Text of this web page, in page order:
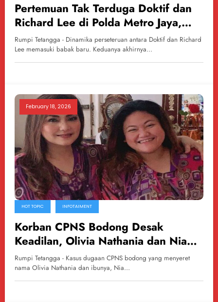
Pertemuan Tak Terduga Doktif dan
Richard Lee di Polda Metro Jaya,
Tegang dan Penuh Sindiran
Rumpi Tetangga - Dinamika perseteruan antara Doktif dan Richard
Lee memasuki babak baru. Keduanya akhirnya…
February 18, 2026
HOT TOPIC INFOTAIMENT
Korban CPNS Bodong Desak
Keadilan, Olivia Nathania dan Nia
Daniaty Disorot di PN Jaksel
Rumpi Tetangga - Kasus dugaan CPNS bodong yang menyeret
nama Olivia Nathania dan ibunya, Nia…